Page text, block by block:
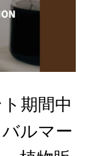
期間中
ルマー